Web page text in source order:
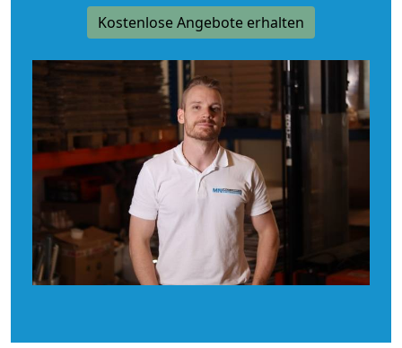
Kostenlose Angebote erhalten